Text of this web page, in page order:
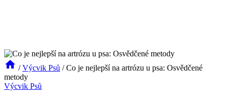
/ Výcvik Psů / Co je nejlepší na artrózu u psa: Osvědčené
metody
Výcvik Psů